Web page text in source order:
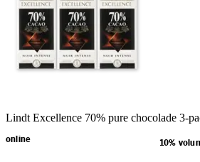
Lindt Excellence 70% pure chocolade 3-
online 10%